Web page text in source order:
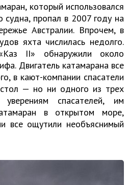
который использовался
судна, пропал в 2007 году на
Австралии. Впрочем, в
яхта числилась недолго.
II» обнаружили около
Двигатель катамарана все
в кают-компании спасатели
— но ни одного из трех
спасателей, им
в открытом море,
все ощутили необъяснимый